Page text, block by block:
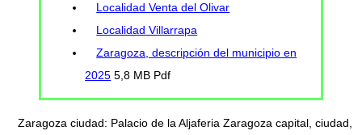
Localidad Venta del Olivar
Localidad Villarrapa
Zaragoza, descripción del municipio en
2025 5,8 MB Pdf
Zaragoza ciudad: Palacio de la Aljaferia Zaragoza capital, ciudad,